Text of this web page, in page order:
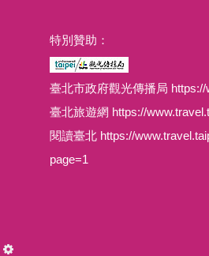
特別贊助：
臺北市政府觀光傳播局 https://
臺北旅遊網 https://
閱讀臺北 https://
page=1